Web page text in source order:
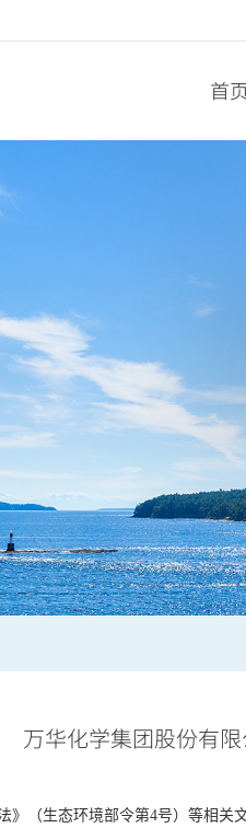
首
万华化学集团股份有
》（生态环境部令第4号）等相关